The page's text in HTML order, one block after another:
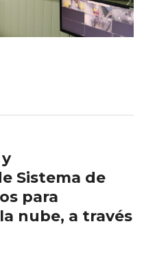
Sistema de
para
nube, a través